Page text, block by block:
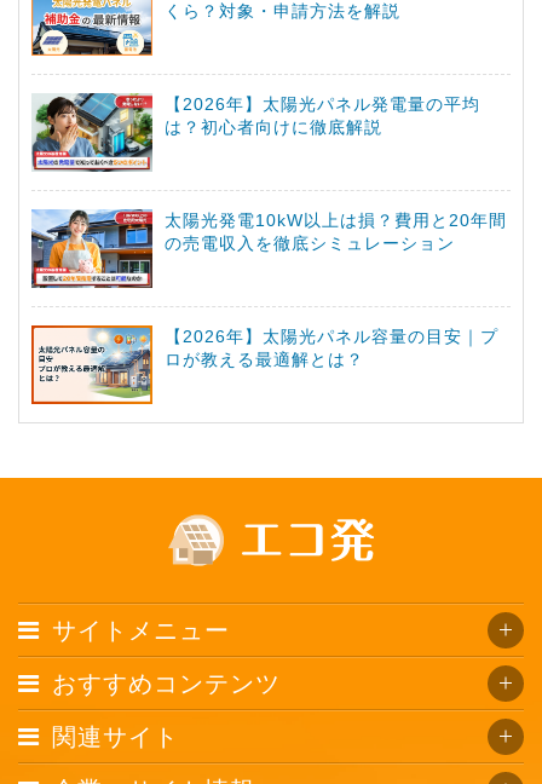
くら？対象・申請方法を解説
【2026年】太陽光パネル発電量の平均
は？初心者向けに徹底解説
太陽光発電10kW以上は損？費用と20年間
の売電収入を徹底シミュレーション
【2026年】太陽光パネル容量の目安｜プ
ロが教える最適解とは？
サイトメニュー
おすすめコンテンツ
関連サイト